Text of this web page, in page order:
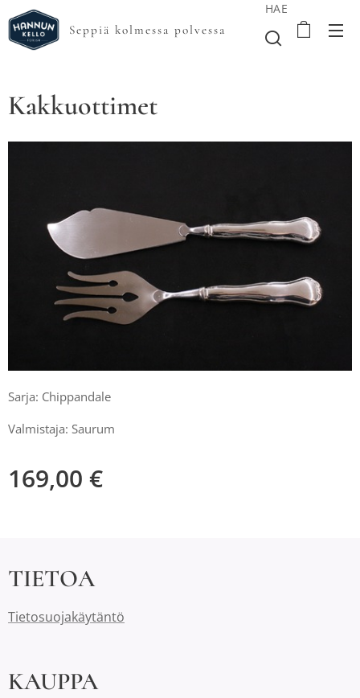
Seppiä kolmessa polvessa
HAE
Kakkuottimet
Sarja: Chippandale
Valmistaja: Saurum
169,00 €
TIETOA
Tietosuojakäytäntö
KAUPPA